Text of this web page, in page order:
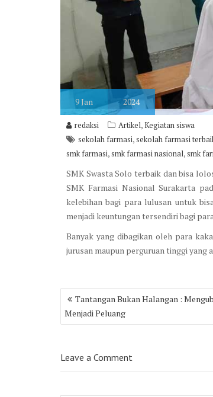
9Jan 2024
redaksi Artikel,Kegiatan siswa
sekolah farmasi,sekolah farmasi
smk farmasi,smk farmasi nasional,smk
SMK Swasta Solo terbaik dan bisa
SMK Farmasi Nasional Surakarta
kelebihan bagi para lulusan untuk
menjadi keuntungan tersendiri bagi
Banyak yang dibagikan oleh para
jurusan maupun perguruan tinggi yang
Post
navigation
Tantangan Bukan Halangan :
Menjadi Peluang
Leave a Comment